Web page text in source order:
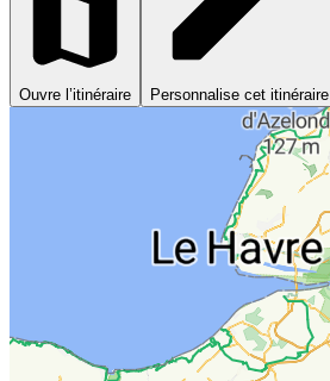
Ouvre l’itinéraire Personnalise cet itinéraire